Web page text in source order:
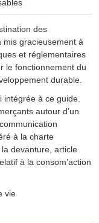
des
mis gracieusement à
et réglementaires
le fonctionnement du
durable.
intégrée à ce guide.
autour d’un
à la charte
devanture, article
à la consom’action
vie